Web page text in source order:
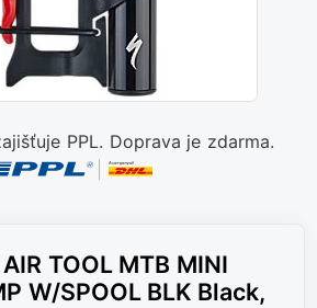
PPL. Doprava je zdarma.
TOOL MTB MINI
W/SPOOL BLK Black,